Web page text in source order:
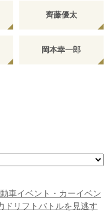
齊藤優太
岡本幸一郎
車イベント・カーイベン
ドリフトバトルを見逃す